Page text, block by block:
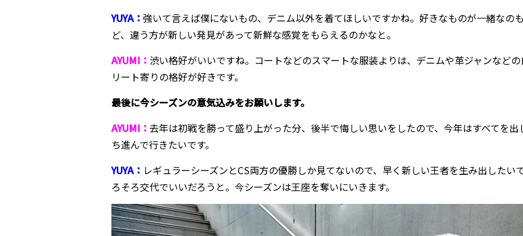
YUYA： 強いて言えば僕にないもの、デニム以外を着てほしいですかね。好きなものが一緒なの
ど、違う方が新しい発見があって新鮮な感覚をもらえるのかなと。
AYUMI： 渋い格好がいいですね。コートなどのスマートな服装よりは、デニムや革ジャンなど
リート寄りの格好が好きです。
――最後に今シーズンの意気込みをお願いします。
AYUMI： 去年は初戦を勝って盛り上がった分、後半で悔しい思いをしたので、今年はすべてを出
ち進んで行きたいです。
YUYA： レギュラーシーズンとCS両方の優勝しか見てないので、早く新しい王者を生み出したい
ろそろ交代でいいだろうと。今シーズンは王座を奪いにいきます。